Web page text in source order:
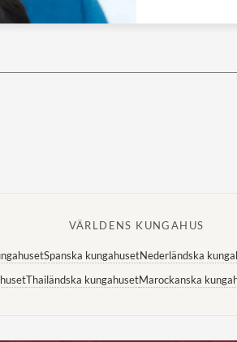
VÄRLDENS KUNGAHUS
Spanska kungahusetNederländska
Thailändska kungahusetMarockanska